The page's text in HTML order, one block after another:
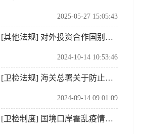
2025-05-27 15:05:43
[其他法规] 对外投资合作国别（地区）主要驻外经商机构联系方式
2024-10-14 10:53:46
[卫检法规] 海关总署关于防止脊髓灰质炎疫情传入我国的公告（公告〔2024〕118号）
2024-09-14 09:01:09
[卫检制度] 国境口岸霍乱疫情监测规程（SNT1297-2003）